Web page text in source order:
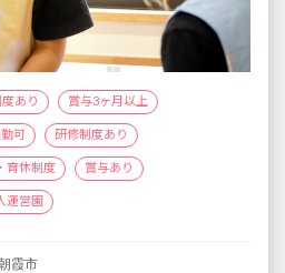
あり 賞与3ヶ月以上
可 研修制度あり
育休制度 賞与あり
運営園
霞市